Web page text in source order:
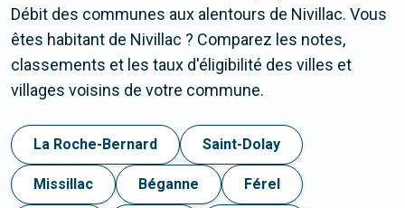
Débit des communes aux alentours de Nivillac. Vous
êtes habitant de Nivillac ? Comparez les notes,
classements et les taux d'éligibilité des villes et
villages voisins de votre commune.
La Roche-Bernard Saint-Dolay
Missillac Béganne Férel